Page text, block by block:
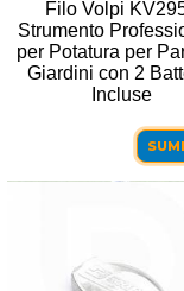
Filo Volpi
Strumento
per Potatura per
Giardini con 2
Incluse